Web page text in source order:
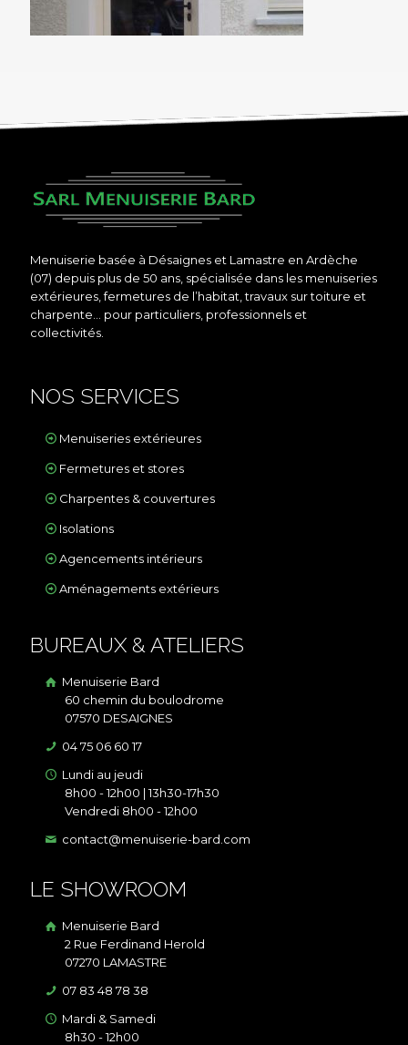
Menuiserie basée à Désaignes et Lamastre en Ardèche
(07) depuis plus de 50 ans, spécialisée dans les menuiseries
extérieures, fermetures de l’habitat, travaux sur toiture et
charpente… pour particuliers, professionnels et
collectivités.
NOS SERVICES
Menuiseries extérieures
Fermetures et stores
Charpentes & couvertures
Isolations
Agencements intérieurs
Aménagements extérieurs
BUREAUX & ATELIERS
Menuiserie Bard
60 chemin du boulodrome
07570 DESAIGNES
04 75 06 60 17
Lundi au jeudi
8h00 - 12h00 | 13h30-17h30
Vendredi 8h00 - 12h00
contact@menuiserie-bard.com
LE SHOWROOM
Menuiserie Bard
2 Rue Ferdinand Herold
07270 LAMASTRE
07 83 48 78 38
Mardi & Samedi
8h30 - 12h00